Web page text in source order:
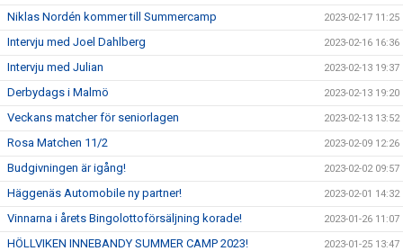
Niklas Nordén kommer till Summercamp 2023-02-17 11:25
Intervju med Joel Dahlberg 2023-02-16 16:36
Intervju med Julian 2023-02-13 19:37
Derbydags i Malmö 2023-02-13 19:20
Veckans matcher för seniorlagen 2023-02-13 13:52
Rosa Matchen 11/2 2023-02-09 12:26
Budgivningen är igång! 2023-02-02 09:57
Häggenäs Automobile ny partner! 2023-02-01 14:32
Vinnarna i årets Bingolottoförsäljning korade! 2023-01-26 11:07
HÖLLVIKEN INNEBANDY SUMMER CAMP 2023! 2023-01-25 13:47